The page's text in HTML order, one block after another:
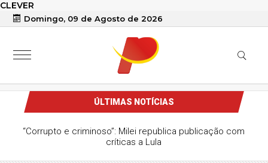
CLEVER
Domingo, 09 de Agosto de 2026
ÚLTIMAS NOTÍCIAS
“Corrupto e criminoso”: Milei republica publicação com
críticas a Lula